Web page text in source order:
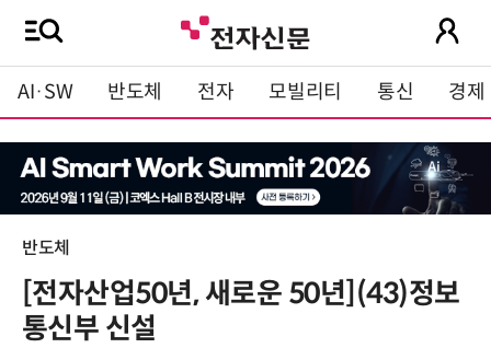
AI·SW 반도체 전자 모빌리티 통신 경제
반도체
[전자산업50년, 새로운 50년](43)정보
통신부 신설